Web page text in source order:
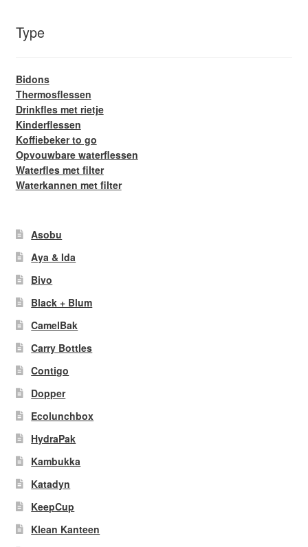
Type
Bidons
Thermosflessen
Drinkfles met rietje
Kinderflessen
Koffiebeker to go
Opvouwbare waterflessen
Waterfles met filter
Waterkannen met filter
Asobu
Aya & Ida
Bivo
Black + Blum
CamelBak
Carry Bottles
Contigo
Dopper
Ecolunchbox
HydraPak
Kambukka
Katadyn
KeepCup
Klean Kanteen